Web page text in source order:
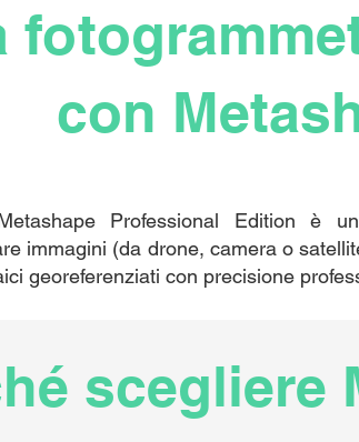
Professional Edition è
immagini (da drone, camera o
georeferenziati con precisione
con
scegliere